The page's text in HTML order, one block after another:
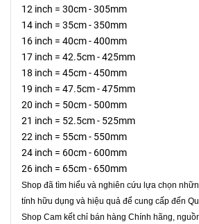
12 inch = 30cm - 305mm
14 inch = 35cm - 350mm
16 inch = 40cm - 400mm
17 inch = 42.5cm - 425mm
18 inch = 45cm - 450mm
19 inch = 47.5cm - 475mm
20 inch = 50cm - 500mm
21 inch = 52.5cm - 525mm
22 inch = 55cm - 550mm
24 inch = 60cm - 600mm
26 inch = 65cm - 650mm
Shop đã tìm hiểu và nghiên cứu lựa chọn
tính hữu dụng và hiệu quả để cung cấp đến
Shop Cam kết chỉ bán hàng Chính hãng,